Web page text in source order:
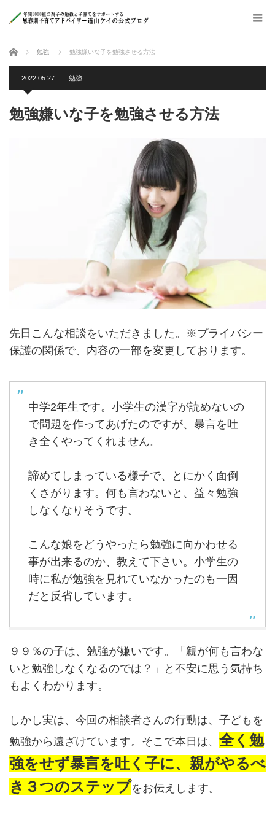
ホーム 勉強 勉強嫌いな子を勉強させる方法
2022.05.27 勉強
勉強嫌いな子を勉強させる方法
先日こんな相談をいただきました。※プライバシー
保護の関係で、内容の一部を変更しております。
中学2年生です。小学生の漢字が読めないの
で問題を作ってあげたのですが、暴言を吐
き全くやってくれません。
諦めてしまっている様子で、とにかく面倒
くさがります。何も言わないと、益々勉強
しなくなりそうです。
こんな娘をどうやったら勉強に向かわせる
事が出来るのか、教えて下さい。小学生の
時に私が勉強を見れていなかったのも一因
だと反省しています。
９９％の子は、勉強が嫌いです。「親が何も言わな
いと勉強しなくなるのでは？」と不安に思う気持ち
もよくわかります。
しかし実は、今回の相談者さんの行動は、子どもを
勉強から遠ざけています。そこで本日は、 全く勉
強をせず暴言を吐く子に、親がやるべ
き３つのステップをお伝えします。